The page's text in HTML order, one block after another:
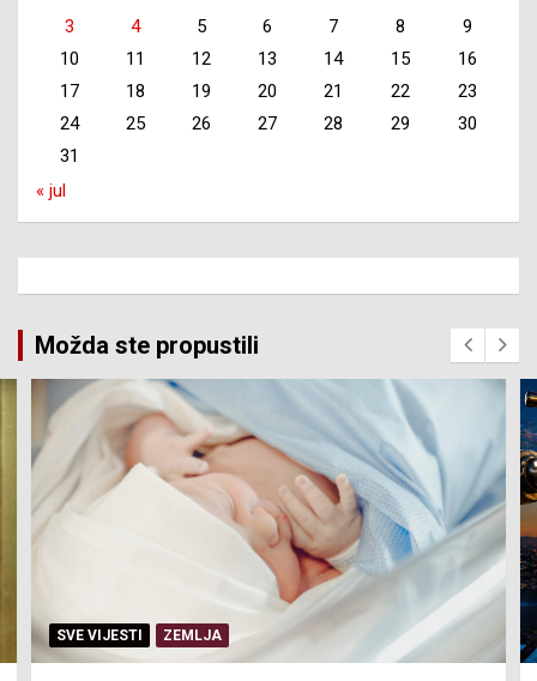
3
4 5 6 7 8
9
10
11 12 13 14 15
16
17
18 19 20 21 22
23
24
25 26 27 28 29
30
31
« jul
Možda ste propustili
SERVISNE INFORMACIJE